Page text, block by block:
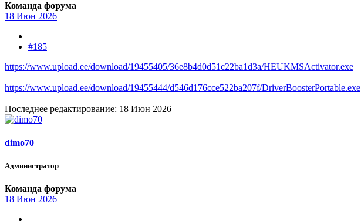
Команда форума
18 Июн 2026
#185
https://www.upload.ee/download/19455405/36e8b4d0d51c22ba1d3a/HEUKMSActivator.exe
https://www.upload.ee/download/19455444/d546d176cce522ba207f/DriverBoosterPortable.exe
Последнее редактирование: 18 Июн 2026
dimo70
Администратор
Команда форума
18 Июн 2026